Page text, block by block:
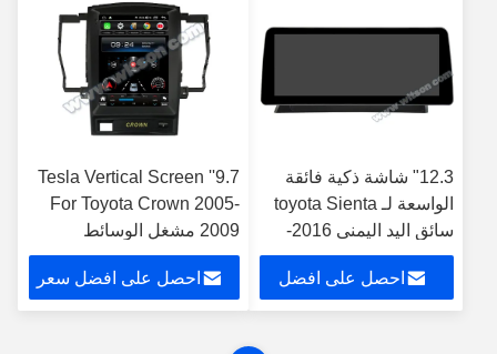
12.3" شاشة ذكية فائقة
الواسعة لـ toyota Sienta
سائق اليد اليمنى 2016-
2021 سيارات متعددة
الوسائط ستيريو
احصل على افضل
9.7'' Tesla Vertical Screen
For Toyota Crown 2005-
2009 مشغل الوسائط
المتعددة للسيارات الروبوتية
احصل على افضل سعر